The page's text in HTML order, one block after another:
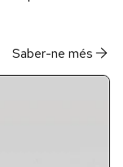
Saber-ne més